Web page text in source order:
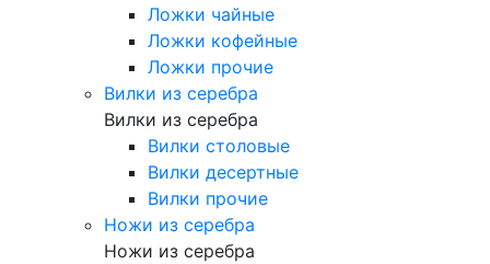
Ложки чайные
Ложки кофейные
Ложки прочие
Вилки из серебра
Вилки из серебра
Вилки столовые
Вилки десертные
Вилки прочие
Ножи из серебра
Ножи из серебра